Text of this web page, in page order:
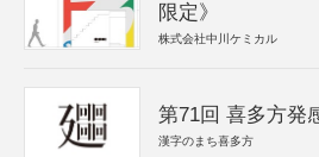
限定》
株式会社中川ケミカル
第71回 喜多方発
漢字のまち喜多方